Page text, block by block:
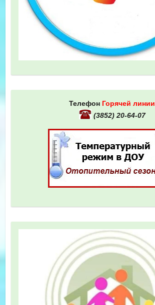
Телефон Горячей линии
(3852) 20-64-07